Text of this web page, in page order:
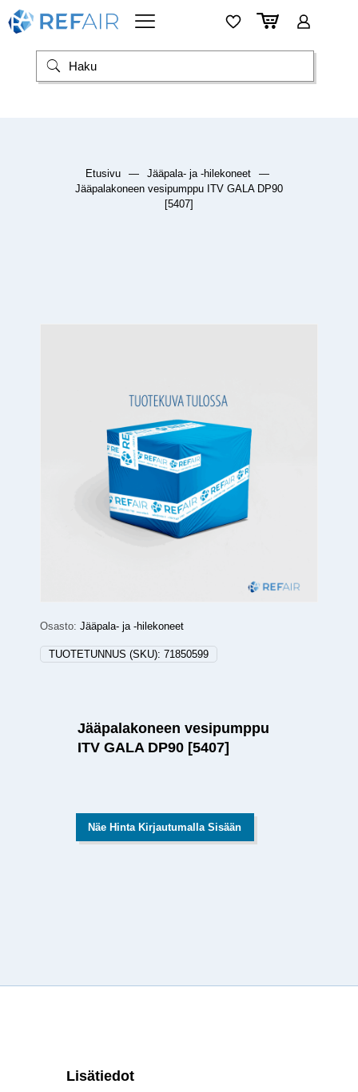
Etusivu — Jääpala- ja -hilekoneet
—
Jääpalakoneen vesipumppu ITV GALA DP90
[5407]
Osasto: Jääpala- ja -hilekoneet
TUOTETUNNUS (SKU): 71850599
Jääpalakoneen vesipumppu
ITV GALA DP90 [5407]
Näe Hinta Kirjautumalla Sisään
Lisätiedot